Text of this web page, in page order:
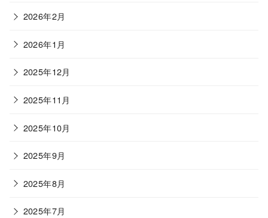
2026年2月
2026年1月
2025年12月
2025年11月
2025年10月
2025年9月
2025年8月
2025年7月